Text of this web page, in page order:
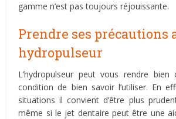
gamme n’est pas toujours réjouissante.
Prendre ses précautions
hydropulseur
L’hydropulseur peut vous rendre
condition de bien savoir l’utiliser. En
situations il convient d’être plus
même si le jet dentaire peut être une